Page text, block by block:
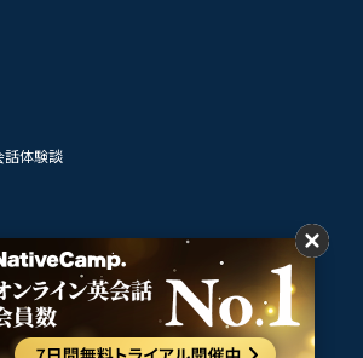
話体験談
私達のビジョン
ークです。